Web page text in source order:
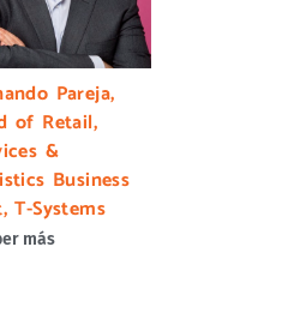
Pareja,
of Retail,
&
Business
T-Systems
más